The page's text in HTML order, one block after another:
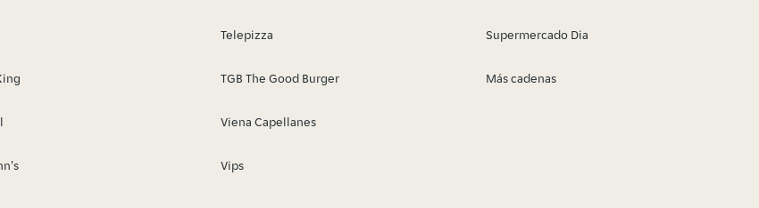
Telepizza
TGB The Good Burger
Viena Capellanes
Vips
Supermercado Dia
Más cadenas